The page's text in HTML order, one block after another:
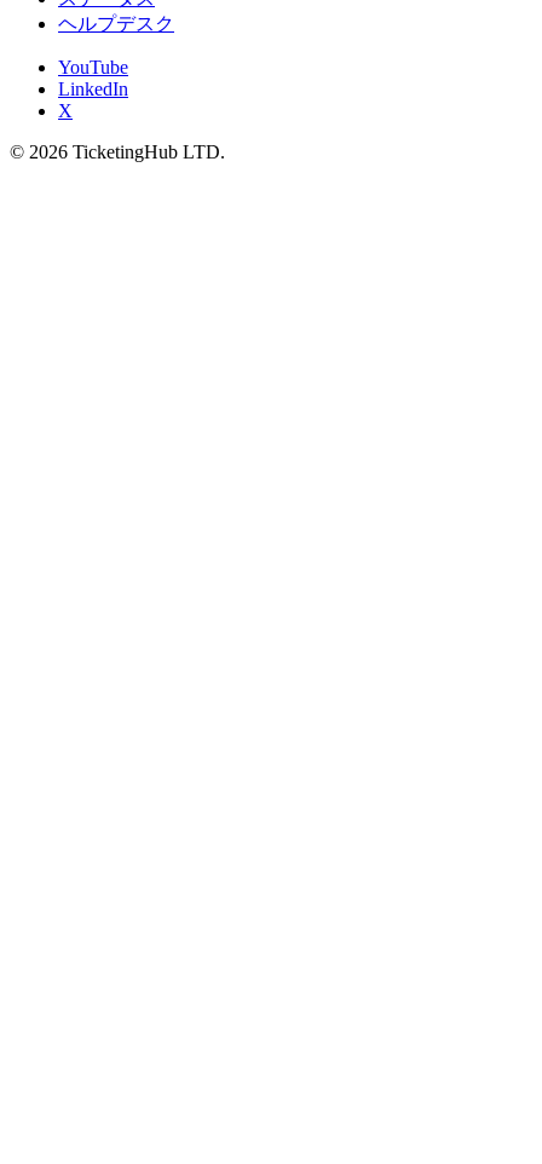
ヘルプデスク
YouTube
LinkedIn
X
© 2026 TicketingHub LTD.